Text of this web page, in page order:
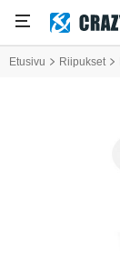
Etusivu Riipukset